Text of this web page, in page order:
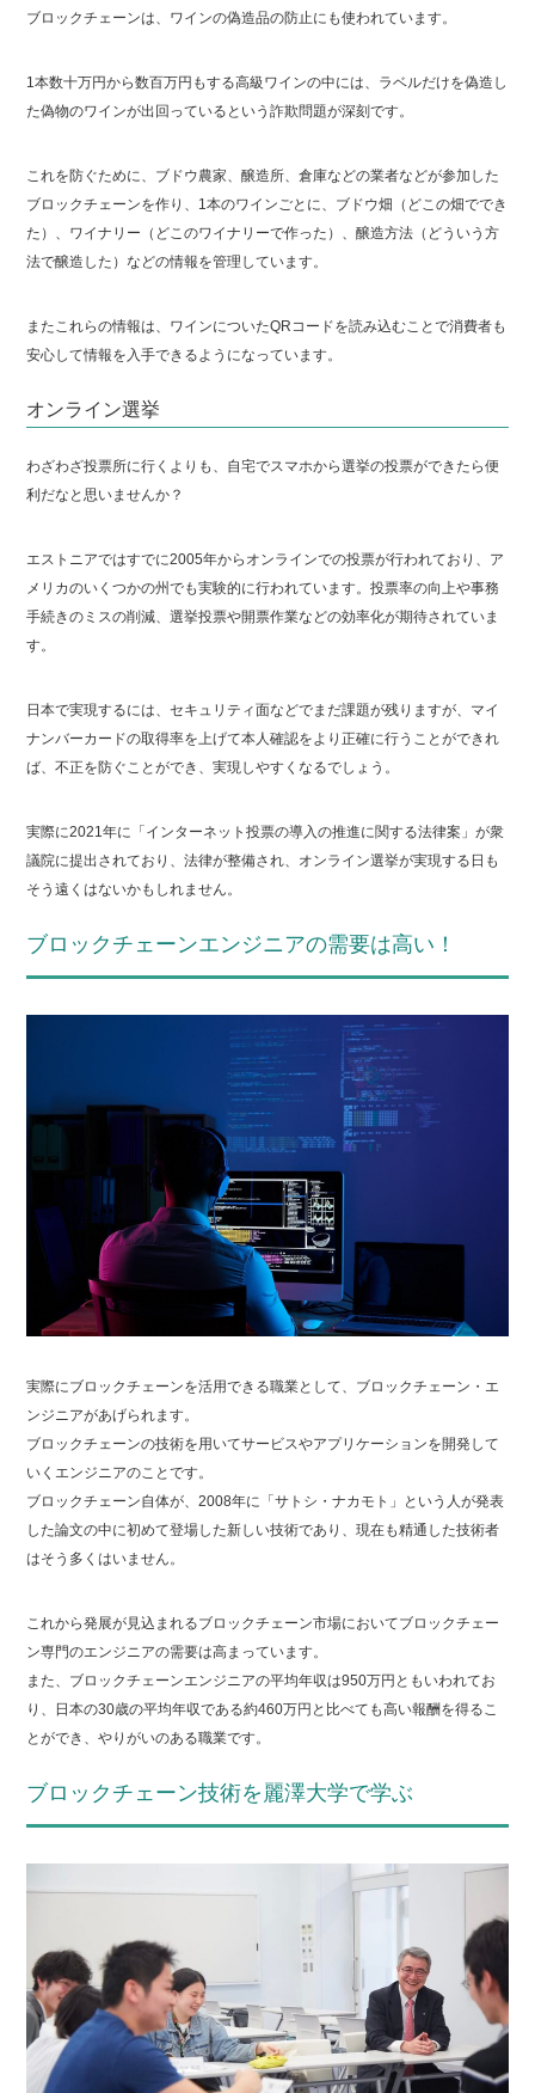
ブロックチェーンは、ワインの偽造品の防止にも使われています。
1本数十万円から数百万円もする高級ワインの中には、ラベルだけを偽造し
た偽物のワインが出回っているという詐欺問題が深刻です。
これを防ぐために、ブドウ農家、醸造所、倉庫などの業者などが参加した
ブロックチェーンを作り、1本のワインごとに、ブドウ畑（どこの畑ででき
た）、ワイナリー（どこのワイナリーで作った）、醸造方法（どういう方
法で醸造した）などの情報を管理しています。
またこれらの情報は、ワインについたQRコードを読み込むことで消費者も
安心して情報を入手できるようになっています。
オンライン選挙
わざわざ投票所に行くよりも、自宅でスマホから選挙の投票ができたら便
利だなと思いませんか？
エストニアではすでに2005年からオンラインでの投票が行われており、ア
メリカのいくつかの州でも実験的に行われています。投票率の向上や事務
手続きのミスの削減、選挙投票や開票作業などの効率化が期待されていま
す。
日本で実現するには、セキュリティ面などでまだ課題が残りますが、マイ
ナンバーカードの取得率を上げて本人確認をより正確に行うことができれ
ば、不正を防ぐことができ、実現しやすくなるでしょう。
実際に2021年に「インターネット投票の導入の推進に関する法律案」が衆
議院に提出されており、法律が整備され、オンライン選挙が実現する日も
そう遠くはないかもしれません。
ブロックチェーンエンジニアの需要は高い！
実際にブロックチェーンを活用できる職業として、ブロックチェーン・エ
ンジニアがあげられます。
ブロックチェーンの技術を用いてサービスやアプリケーションを開発して
いくエンジニアのことです。
ブロックチェーン自体が、2008年に「サトシ・ナカモト」という人が発表
した論文の中に初めて登場した新しい技術であり、現在も精通した技術者
はそう多くはいません。
これから発展が見込まれるブロックチェーン市場においてブロックチェー
ン専門のエンジニアの需要は高まっています。
また、ブロックチェーンエンジニアの平均年収は950万円ともいわれてお
り、日本の30歳の平均年収である約460万円と比べても高い報酬を得るこ
とができ、やりがいのある職業です。
ブロックチェーン技術を麗澤大学で学ぶ